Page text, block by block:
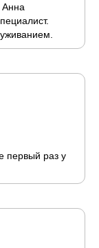
Анна
первый раз у